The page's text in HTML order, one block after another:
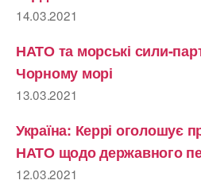
14.03.2021
НАТО та морські сили-
Чорному морі
13.03.2021
Україна: Керрі оголошує
НАТО щодо державного
12.03.2021